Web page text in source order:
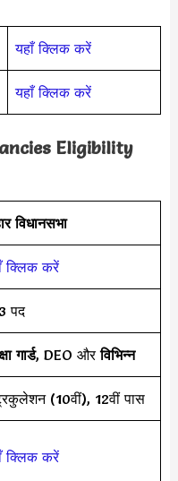
यहाँ क्लिक करें
यहाँ क्लिक करें
Eligibility
विधानसभा
क्लिक करें
पद
गार्ड, DEO औरविभिन्न
(10वीं), 12वीं पास
क्लिक करें